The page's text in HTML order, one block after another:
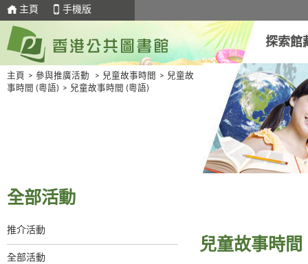
主頁 手機版
探索館
主頁 > 參與推廣活動 > 兒童故事時間 > 兒童故
事時間 (粵語) > 兒童故事時間 (粵語)
全部活動
推介活動
全部活動
兒童故事時間